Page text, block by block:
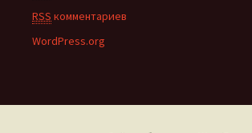
RSS комментариев
WordPress.org